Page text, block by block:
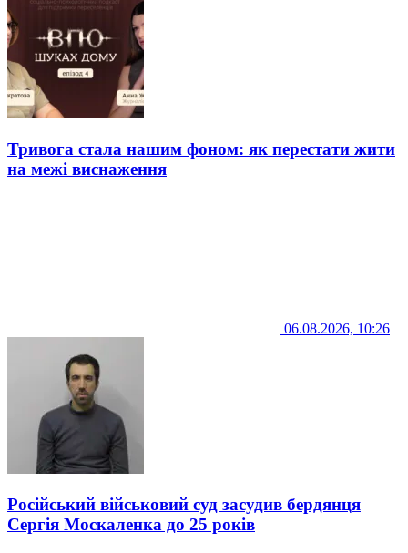
Тривога стала нашим фоном: як перестати жити
на межі виснаження
06.08.2026, 10:26
Російський військовий суд засудив бердянця
Сергія Москаленка до 25 років